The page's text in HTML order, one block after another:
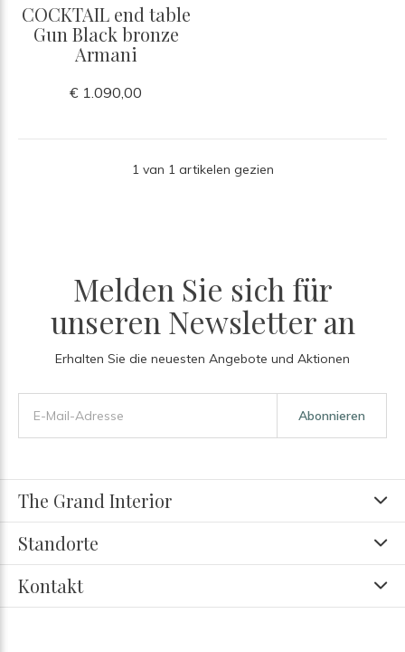
COCKTAIL end table
Gun Black bronze
Armani
€ 1.090,00
1 van 1 artikelen gezien
Melden Sie sich für
unseren Newsletter an
Erhalten Sie die neuesten Angebote und Aktionen
Abonnieren
The Grand Interior
Standorte
Kontakt